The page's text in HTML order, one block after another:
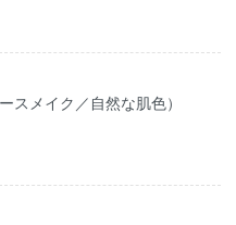
スメイク／自然な肌色）